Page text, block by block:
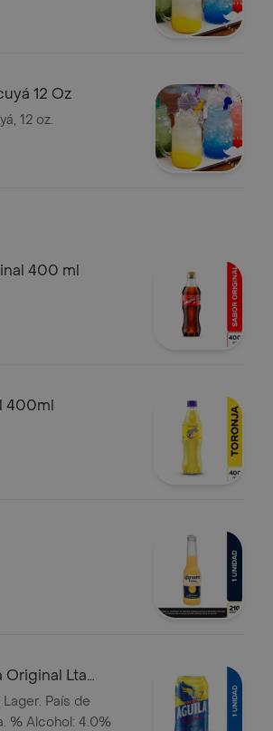
12 Oz
12 oz.
400 ml
400ml
Original Lta
País de
% Alcohol: 4.0%